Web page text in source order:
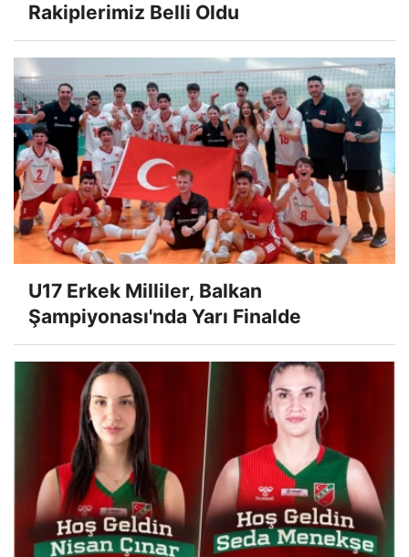
Rakiplerimiz Belli Oldu
U17 Erkek Milliler, Balkan
Şampiyonası'nda Yarı Finalde